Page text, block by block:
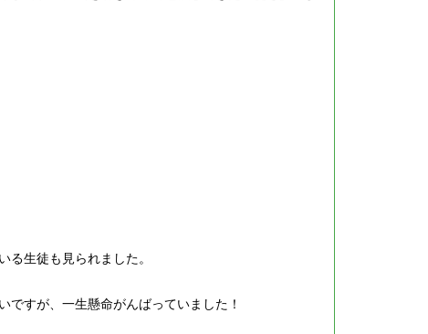
生徒も見られました。
すが、一生懸命がんばっていました！